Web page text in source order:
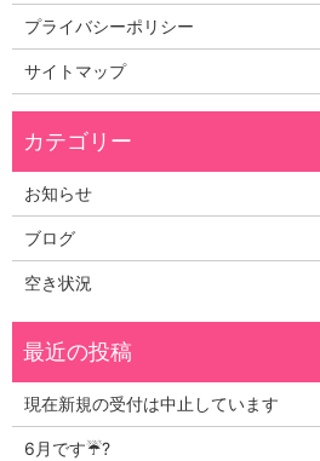
プライバシーポリシー
サイトマップ
お知らせ
ブログ
空き状況
現在新規の受付は中止しています
6月です☔?